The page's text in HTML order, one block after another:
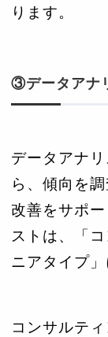
ります。
③データアナ
データアナ
ら、傾向を
改善をサポ
ストは、「
ニアタイプ」
コンサルテ